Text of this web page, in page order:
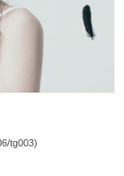
tg003)